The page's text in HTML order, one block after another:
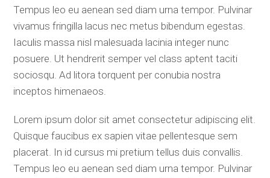
Tempus leo eu aenean sed diam urna tempor. Pulvinar
vivamus fringilla lacus nec metus bibendum egestas.
Iaculis massa nisl malesuada lacinia integer nunc
posuere. Ut hendrerit semper vel class aptent taciti
sociosqu. Ad litora torquent per conubia nostra
inceptos himenaeos.
Lorem ipsum dolor sit amet consectetur adipiscing elit.
Quisque faucibus ex sapien vitae pellentesque sem
placerat. In id cursus mi pretium tellus duis convallis.
Tempus leo eu aenean sed diam urna tempor. Pulvinar